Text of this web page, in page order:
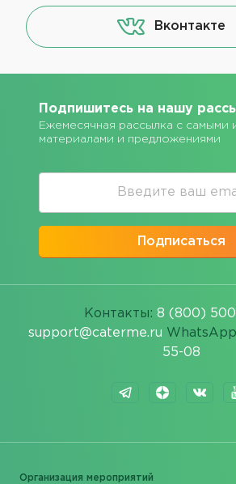
Вконтакте
Подпишитесь на нашу
Ежемесячная рассылка с самыми
материалами и предложениями
Подписаться
Контакты: 8 (800)
support@caterme.ru
55-08
Организация мероприятий